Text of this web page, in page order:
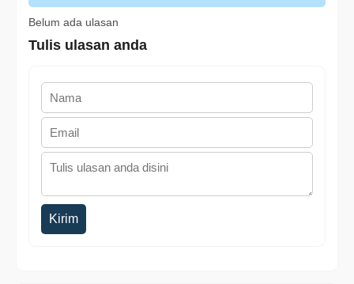
Belum ada ulasan
Tulis ulasan anda
Kirim